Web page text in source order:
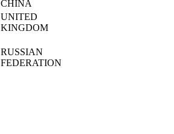
CHINA
UNITED
KINGDOM
RUSSIAN
FEDERATION